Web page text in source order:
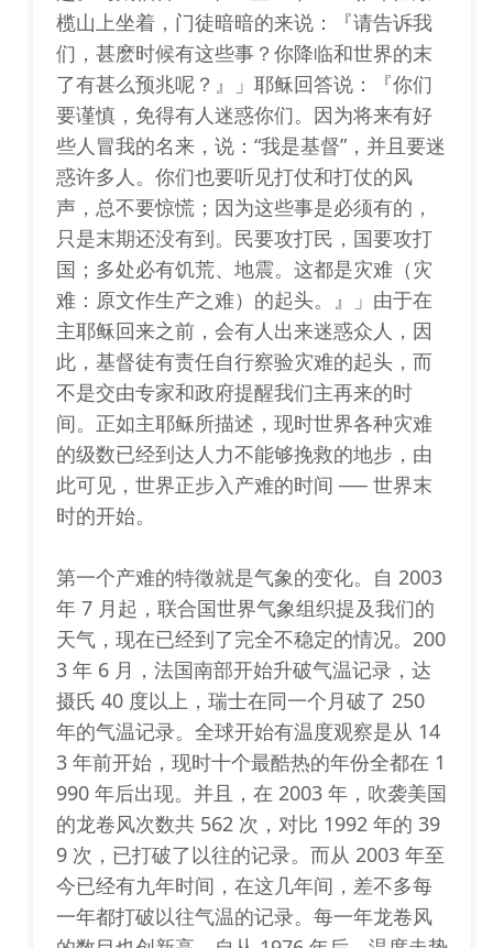
榄山上坐着，门徒暗暗的来说：『请告诉我
们，甚麽时候有这些事？你降临和世界的末
了有甚么预兆呢？』」耶稣回答说：『你们
要谨慎，免得有人迷惑你们。因为将来有好
些人冒我的名来，说：“我是基督”，并且要迷
惑许多人。你们也要听见打仗和打仗的风
声，总不要惊慌；因为这些事是必须有的，
只是末期还没有到。民要攻打民，国要攻打
国；多处必有饥荒、地震。这都是灾难（灾
难：原文作生产之难）的起头。』」由于在
主耶稣回来之前，会有人出来迷惑众人，因
此，基督徒有责任自行察验灾难的起头，而
不是交由专家和政府提醒我们主再来的时
间。正如主耶稣所描述，现时世界各种灾难
的级数已经到达人力不能够挽救的地步，由
此可见，世界正步入产难的时间 ── 世界末
时的开始。
第一个产难的特徵就是气象的变化。自 2003
年 7 月起，联合国世界气象组织提及我们的
天气，现在已经到了完全不稳定的情况。200
3 年 6 月，法国南部开始升破气温记录，达
摄氏 40 度以上，瑞士在同一个月破了 250
年的气温记录。全球开始有温度观察是从 14
3 年前开始，现时十个最酷热的年份全都在 1
990 年后出现。并且，在 2003 年，吹袭美国
的龙卷风次数共 562 次，对比 1992 年的 39
9 次，已打破了以往的记录。而从 2003 年至
今已经有九年时间，在这几年间，差不多每
一年都打破以往气温的记录。每一年龙卷风